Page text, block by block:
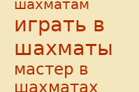
шахматам
играть в
шахматы
мастер в
шахматах